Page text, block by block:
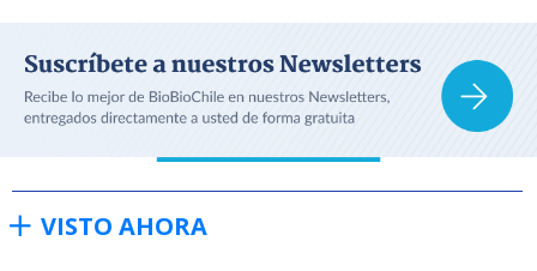
VISTO AHORA